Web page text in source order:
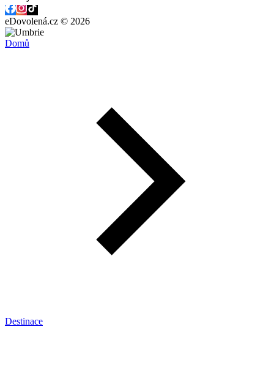
eDovolená.cz © 2026
Domů
Destinace